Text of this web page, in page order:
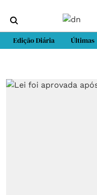
Edição Diária Últimas